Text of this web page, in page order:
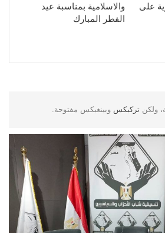
والاسلامية بمناسبة عيد
الفطر المبارك
على
ولكن تركبكس وبينغبكس مفتوحة.